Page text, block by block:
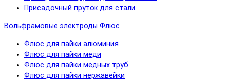
Присадочный пруток для стали
Вольфрамовые электроды Флюс
Флюс для пайки алюминия
Флюс для пайки меди
Флюс для пайки медных труб
Флюс для пайки нержавейки